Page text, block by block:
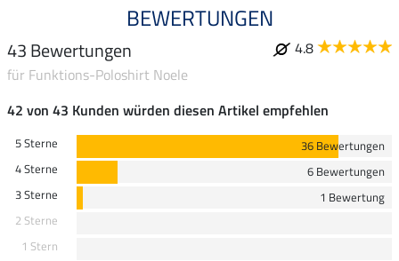
BEWERTUNGEN
43 Bewertungen
4.8
für Funktions-Poloshirt Noele
42 von 43 Kunden würden diesen Artikel empfehlen
5 Sterne
36 Bewertungen
4 Sterne
6 Bewertungen
3 Sterne
1 Bewertung
2 Sterne
1 Stern